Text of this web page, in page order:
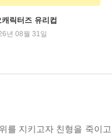
릭터즈 유리컵
년 08월 31일
를 지키고자 친형을 죽이